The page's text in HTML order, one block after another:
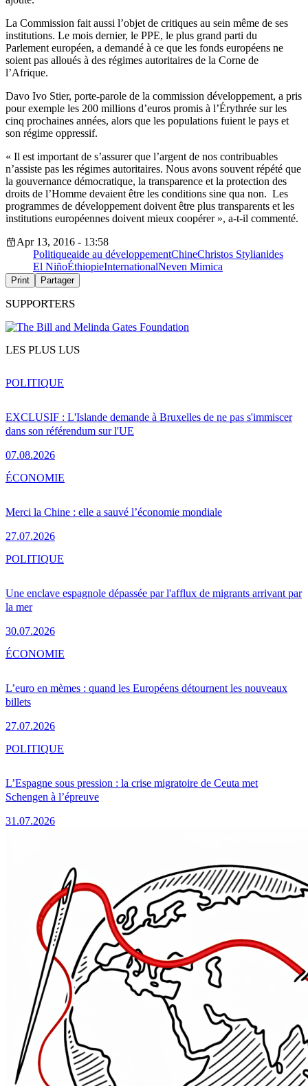
La Commission fait aussi l’objet de critiques au sein même de ses
institutions. Le mois dernier, le PPE, le plus grand parti du
Parlement européen, a demandé à ce que les fonds européens ne
soient pas alloués à des régimes autoritaires de la Corne de
l’Afrique.
Davo Ivo Stier, porte-parole de la commission développement, a pris
pour exemple les 200 millions d’euros promis à l’Érythrée sur les
cinq prochaines années, alors que les populations fuient le pays et
son régime oppressif.
« Il est important de s’assurer que l’argent de nos contribuables
n’assiste pas les régimes autoritaires. Nous avons souvent répété que
la gouvernance démocratique, la transparence et la protection des
droits de l’Homme devaient être les conditions sine qua non. Les
programmes de développement doivent être plus transparents et les
institutions européennes doivent mieux coopérer », a-t-il commenté.
Apr 13, 2016 - 13:58
Politiqueaide au développementChineChristos Stylianides
El NiñoÉthiopieInternationalNeven Mimica
Print Partager
SUPPORTERS
LES PLUS LUS
EXCLUSIF : L'Islande demande à Bruxelles de ne pas s'immiscer
dans son référendum sur l'UE
07.08.2026
POLITIQUE
Merci la Chine : elle a sauvé l’économie mondiale
27.07.2026
ÉCONOMIE
Une enclave espagnole dépassée par l'afflux de migrants arrivant par
la mer
30.07.2026
POLITIQUE
L’euro en mèmes : quand les Européens détournent les nouveaux
billets
27.07.2026
ÉCONOMIE
L’Espagne sous pression : la crise migratoire de Ceuta met
Schengen à l’épreuve
31.07.2026
POLITIQUE